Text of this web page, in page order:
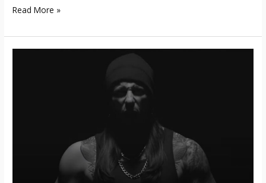
Read More »